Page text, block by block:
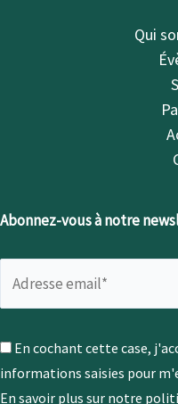
Qui
Abonnez-vous à notre
En cochant cette case,
informations saisies pour
En savoir plus sur notre